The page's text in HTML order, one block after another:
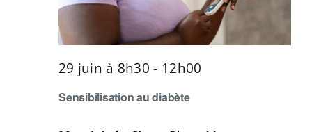
Sensibilisation au diabète
29 juin à 8h30 - 12h00